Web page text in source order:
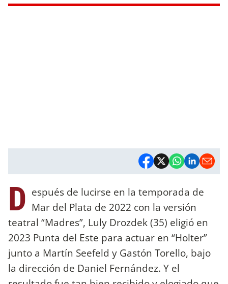
D espués de lucirse en la temporada de
Mar del Plata de 2022 con la versión
teatral “Madres”, Luly Drozdek (35) eligió en
2023 Punta del Este para actuar en “Holter”
junto a Martín Seefeld y Gastón Torello, bajo
la dirección de Daniel Fernández. Y el